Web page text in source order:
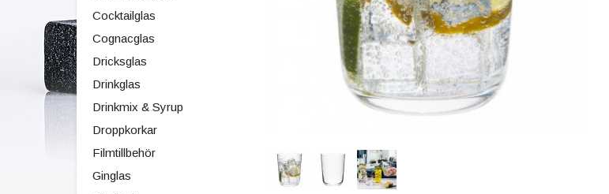
Cocktailglas
Cognacglas
Dricksglas
Drinkglas
Drinkmix & Syrup
Droppkorkar
Filmtillbehör
Ginglas